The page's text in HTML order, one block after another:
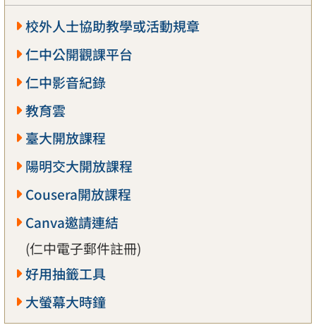
校外人士協助教學或活動規章
仁中公開觀課平台
仁中影音紀錄
教育雲
臺大開放課程
陽明交大開放課程
Cousera開放課程
Canva邀請連結
(仁中電子郵件註冊)
好用抽籤工具
大螢幕大時鐘